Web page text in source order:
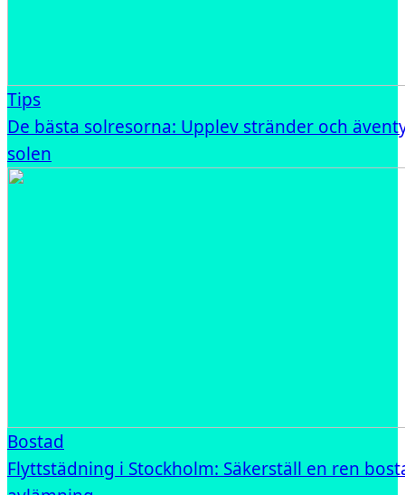
Tips
De bästa solresorna: Upplev stränder och
solen
Bostad
Flyttstädning i Stockholm: Säkerställ en ren